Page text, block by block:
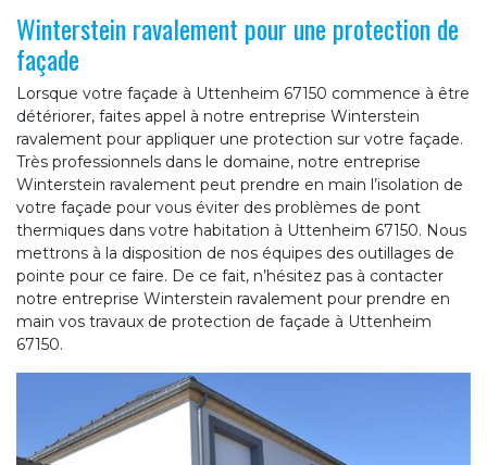
Winterstein ravalement pour une protection de
façade
Lorsque votre façade à Uttenheim 67150 commence à être
détériorer, faites appel à notre entreprise Winterstein
ravalement pour appliquer une protection sur votre façade.
Très professionnels dans le domaine, notre entreprise
Winterstein ravalement peut prendre en main l’isolation de
votre façade pour vous éviter des problèmes de pont
thermiques dans votre habitation à Uttenheim 67150. Nous
mettrons à la disposition de nos équipes des outillages de
pointe pour ce faire. De ce fait, n’hésitez pas à contacter
notre entreprise Winterstein ravalement pour prendre en
main vos travaux de protection de façade à Uttenheim
67150.